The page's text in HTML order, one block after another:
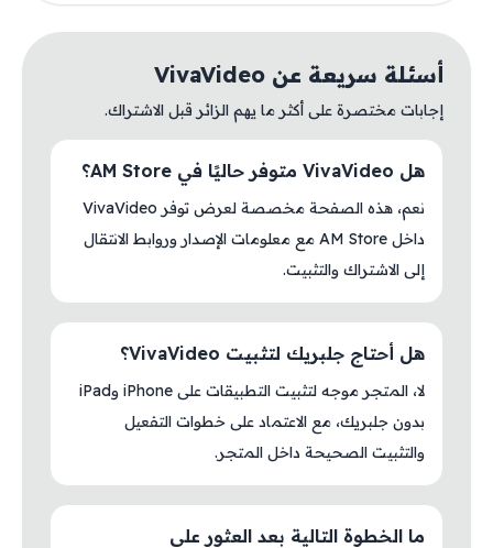
أسئلة سريعة عن VivaVideo
إجابات مختصرة على أكثر ما يهم الزائر قبل الاشتراك.
هل VivaVideo متوفر حاليًا في AM Store؟
نعم، هذه الصفحة مخصصة لعرض توفر VivaVideo
داخل AM Store مع معلومات الإصدار وروابط الانتقال
إلى الاشتراك والتثبيت.
هل أحتاج جلبريك لتثبيت VivaVideo؟
لا، المتجر موجه لتثبيت التطبيقات على iPhone وiPad
بدون جلبريك، مع الاعتماد على خطوات التفعيل
والتثبيت الصحيحة داخل المتجر.
ما الخطوة التالية بعد العثور على